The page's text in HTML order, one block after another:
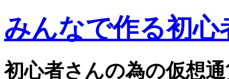
みんなで作る初
初心者さんの為の仮想